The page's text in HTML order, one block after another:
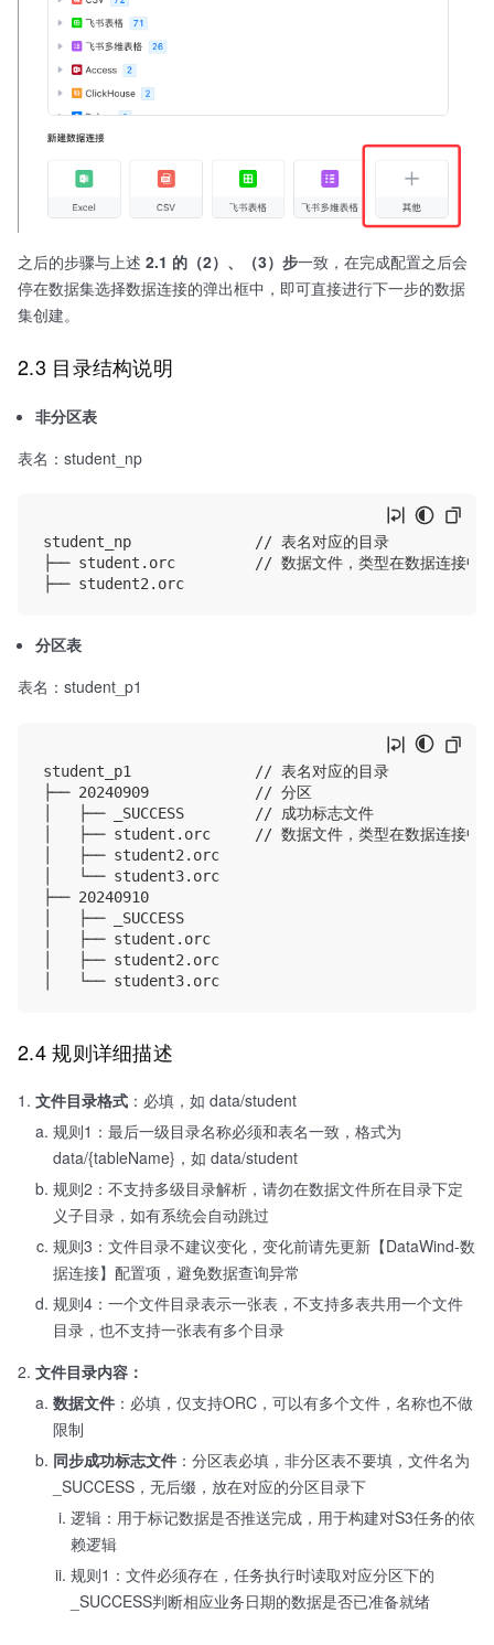
之后的步骤与上述 2.1 的（2）、（3）步一致，在完成配置之后会
停在数据集选择数据连接的弹出框中，即可直接进行下一步的数据
集创建。
2.3 目录结构说明
非分区表
表名：student_np
student_np              // 表名对应的目录
├── student.orc         // 数据文件，类型在数据连接中指定
分区表
表名：student_p1
student_p1              // 表名对应的目录
├── 20240909            // 分区
│   ├── _SUCCESS        // 成功标志文件
│   ├── student.orc     // 数据文件，类型在数据连接中指
│   ├── student2.orc
│   └── student3.orc
├── 20240910
│   ├── _SUCCESS
│   ├── student.orc
│   ├── student2.orc
2.4 规则详细描述
文件目录格式 ：必填，如 data/student
规则1：最后一级目录名称必须和表名一致，格式为
data/{tableName}，如 data/student
规则2：不支持多级目录解析，请勿在数据文件所在目录下定
义子目录，如有系统会自动跳过
规则3：文件目录不建议变化，变化前请先更新【DataWind-数
据连接】配置项，避免数据查询异常
规则4：一个文件目录表示一张表，不支持多表共用一个文件
目录，也不支持一张表有多个目录
文件目录内容：
数据文件 ：必填，仅支持ORC，可以有多个文件，名称也不做
限制
同步成功标志文件 ：分区表必填，非分区表不要填，文件名为
_SUCCESS，无后缀，放在对应的分区目录下
逻辑：用于标记数据是否推送完成，用于构建对S3任务的依
赖逻辑
规则1：文件必须存在，任务执行时读取对应分区下的
_SUCCESS判断相应业务日期的数据是否已准备就绪